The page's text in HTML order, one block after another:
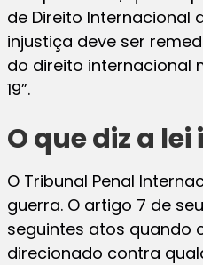
de Direito Internacional
injustiça deve ser
do direito internacional
19”.
O que diz a
O Tribunal Penal
guerra. O artigo 7 de
seguintes atos quando
direcionado contra